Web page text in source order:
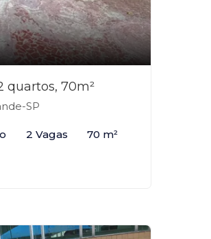
quartos, 70m²
SP
2 Vagas 70 m²